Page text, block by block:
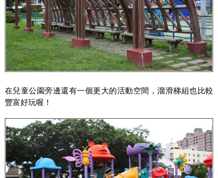
在兒童公園旁邊還有一個更大的活動空間，溜滑梯組也比較
豐富好玩喔！